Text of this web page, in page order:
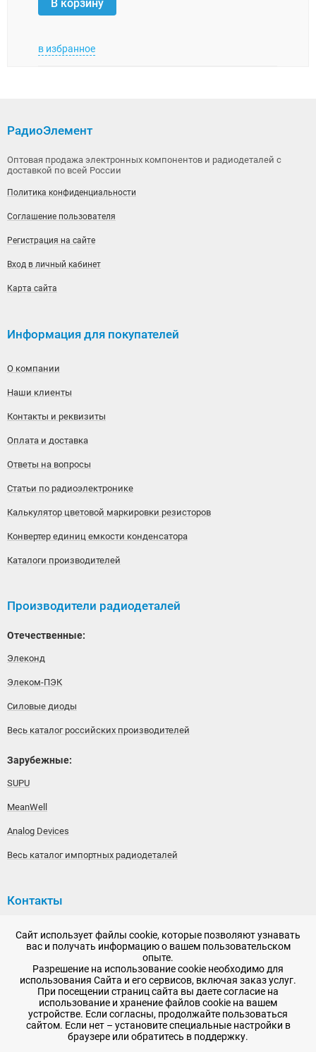
В корзину
в избранное
РадиоЭлемент
Оптовая продажа электронных компонентов и радиодеталей с
доставкой по всей России
Политика конфиденциальности
Соглашение пользователя
Регистрация на сайте
Вход в личный кабинет
Карта сайта
Информация для покупателей
О компании
Наши клиенты
Контакты и реквизиты
Оплата и доставка
Ответы на вопросы
Статьи по радиоэлектронике
Калькулятор цветовой маркировки резисторов
Конвертер единиц емкости конденсатора
Каталоги производителей
Производители радиодеталей
Отечественные:
Элеконд
Элеком-ПЭК
Силовые диоды
Весь каталог российских производителей
Зарубежные:
SUPU
MeanWell
Analog Devices
Весь каталог импортных радиодеталей
Контакты
192148, г. Санкт-Петербург, Железнодорожный проспект,
дом 36
+7 (812) 565-06-52
Время работы: пн-пт, 10:00 - 18:00
E-mail:sale@radioelementy.ru
Сайт использует файлы cookie, которые позволяют узнавать
вас и получать информацию о вашем пользовательском
опыте.
Разрешение на использование cookie необходимо для
использования Сайта и его сервисов, включая заказ услуг.
При посещении страниц сайта вы даете согласие на
использование и хранение файлов cookie на вашем
устройстве. Если согласны, продолжайте пользоваться
сайтом. Если нет – установите специальные настройки в
браузере или обратитесь в поддержку.